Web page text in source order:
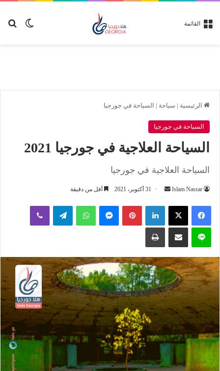
الوضع القائمة
الرئيسية | سياحة | السياحة في جورجيا
السياحة في جورجيا
السياحة العلاجية في جورجيا 2021
السياحة العلاجية في جورجيا
Islam Nassar
أرسل
إلكترونيا
31 أكتوبر، 2021 أقل من دقيقة
لينكدإن بينتيريستماسنجر واتساب تيلقرام ڤايبر
لاين مشاركة عبر البريد طباعة